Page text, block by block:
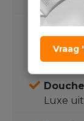
Vraag
Luxe
Luxe